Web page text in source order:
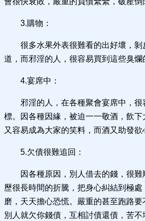
3.購物：
很多水果外表很難看的出好壞，
道，而邪淫的人，很容易買到這些臭爛
4.宴席中：
邪淫的人，在各種聚會宴席中，很
標。因各種因緣，被迫一一敬酒，飲
又容易成為大家的笑料，而酒又助發欲
5.欠債很難追回：
因各種原因，別人借去的錢，很
歷很長時間的折騰，把身心糾結到極
磨，天天擔心恐慌。嚴重的甚至跑路要
別人就欠你錢債，互相討債還債，苦不